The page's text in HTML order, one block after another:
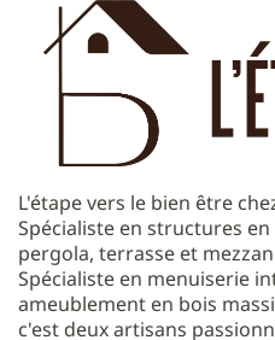
L'étape vers le bien être
Spécialiste en structures
pergola, terrasse et
Spécialiste en menuiserie
ameublement en bois
c'est deux artisans